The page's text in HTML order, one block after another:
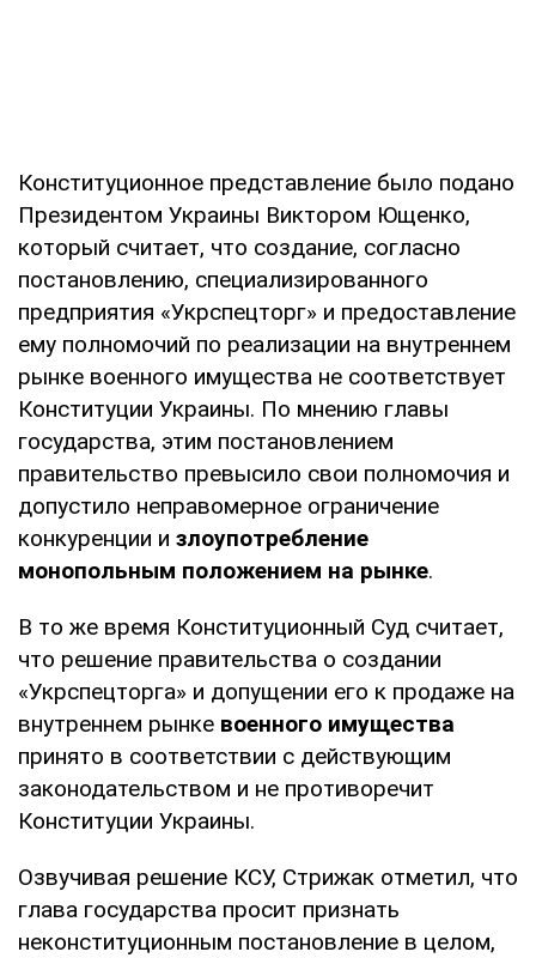
Конституционное представление было подано
Президентом Украины Виктором Ющенко,
который считает, что создание, согласно
постановлению, специализированного
предприятия «Укрспецторг» и предоставление
ему полномочий по реализации на внутреннем
рынке военного имущества не соответствует
Конституции Украины. По мнению главы
государства, этим постановлением
правительство превысило свои полномочия и
допустило неправомерное ограничение
конкуренции и злоупотребление
монопольным положением на рынке.
В то же время Конституционный Суд считает,
что решение правительства о создании
«Укрспецторга» и допущении его к продаже на
внутреннем рынке военного имущества
принято в соответствии с действующим
законодательством и не противоречит
Конституции Украины.
Озвучивая решение КСУ, Стрижак отметил, что
глава государства просит признать
неконституционным постановление в целом,